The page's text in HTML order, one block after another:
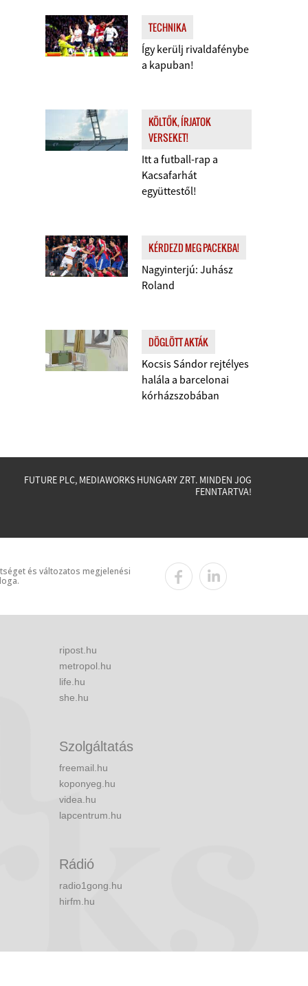
TECHNIKA
Így kerülj rivaldafénybe
a kapuban!
KÖLTŐK, ÍRJATOK
VERSEKET!
Itt a futball-rap a
Kacsafarhát
együttestől!
KÉRDEZD MEG PACEKBA!
Nagyinterjú: Juhász
Roland
DÖGLÖTT AKTÁK
Kocsis Sándor rejtélyes
halála a barcelonai
kórházszobában
FUTURE PLC, MEDIAWORKS HUNGARY ZRT. MINDEN JOG
FENNTARTVA!
és változatos megjelenési
ripost.hu
metropol.hu
life.hu
she.hu
Szolgáltatás
freemail.hu
koponyeg.hu
videa.hu
lapcentrum.hu
Rádió
radio1gong.hu
hirfm.hu